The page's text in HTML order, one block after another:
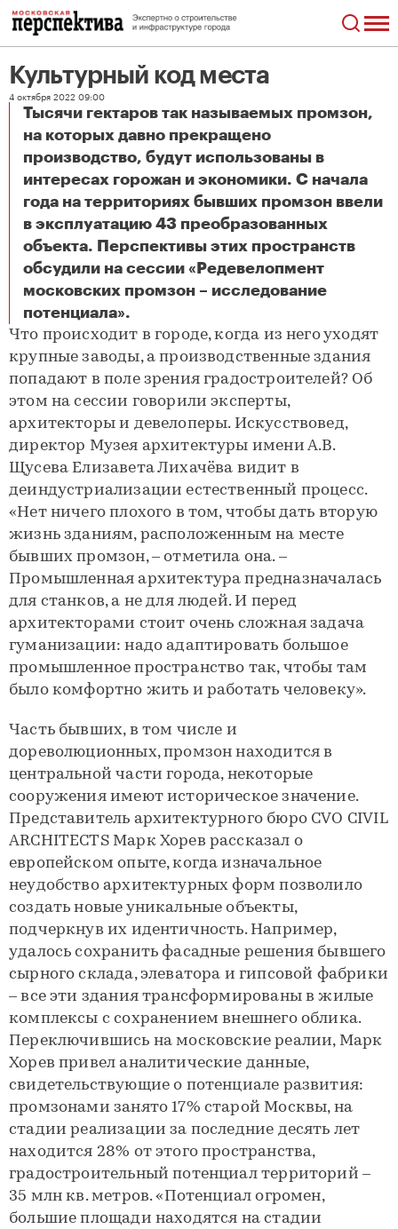
Культурный код места
4 октября 2022 09:00
Тысячи гектаров так называемых промзон,
на которых давно прекращено
производство, будут использованы в
интересах горожан и экономики. С начала
года на территориях бывших промзон ввели
в эксплуатацию 43 преобразованных
объекта. Перспективы этих пространств
обсудили на сессии «Редевелопмент
московских промзон – исследование
потенциала».
Культурный код места
Что происходит в городе, когда из него уходят
крупные заводы, а производственные здания
попадают в поле зрения градостроителей? Об
этом на сессии говорили эксперты,
архитекторы и девелоперы. Искусствовед,
директор Музея архитектуры имени А.В.
Щусева Елизавета Лихачёва видит в
деиндустриализации естественный процесс.
«Нет ничего плохого в том, чтобы дать вторую
жизнь зданиям, расположенным на месте
бывших промзон, – отметила она. –
Промышленная архитектура предназначалась
для станков, а не для людей. И перед
архитекторами стоит очень сложная задача
гуманизации: надо адаптировать большое
промышленное пространство так, чтобы там
было комфортно жить и работать человеку».
Часть бывших, в том числе и
дореволюционных, промзон находится в
центральной части города, некоторые
сооружения имеют историческое значение.
Представитель архитектурного бюро CVO CIVIL
ARCHITECTS Марк Хорев рассказал о
европейском опыте, когда изначальное
неудобство архитектурных форм позволило
создать новые уникальные объекты,
подчеркнув их идентичность. Например,
удалось сохранить фасадные решения бывшего
сырного склада, элеватора и гипсовой фабрики
– все эти здания трансформированы в жилые
комплексы с сохранением внешнего облика.
Переключившись на московские реалии, Марк
Хорев привел аналитические данные,
свидетельствующие о потенциале развития:
промзонами занято 17% старой Москвы, на
стадии реализации за последние десять лет
находится 28% от этого пространства,
градостроительный потенциал территорий –
35 млн кв. метров. «Потенциал огромен,
большие площади находятся на стадии